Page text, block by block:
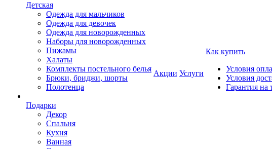
Детская
Одежда для мальчиков
Одежда для девочек
Одежда для новорожденных
Наборы для новорожденных
Пижамы
Халаты
Комплекты постельного белья
Брюки, бриджи, шорты
Полотенца
Подарки
Декор
Спальня
Кухня
Ванная
Акции Услуги
Как купить
Условия
Условия
Гарантия на